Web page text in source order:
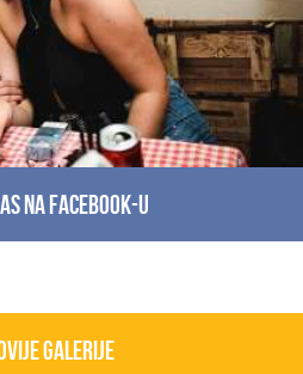
na facebook-u
galerije